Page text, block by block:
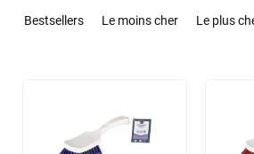
Bestsellers Le moins cher Le plus